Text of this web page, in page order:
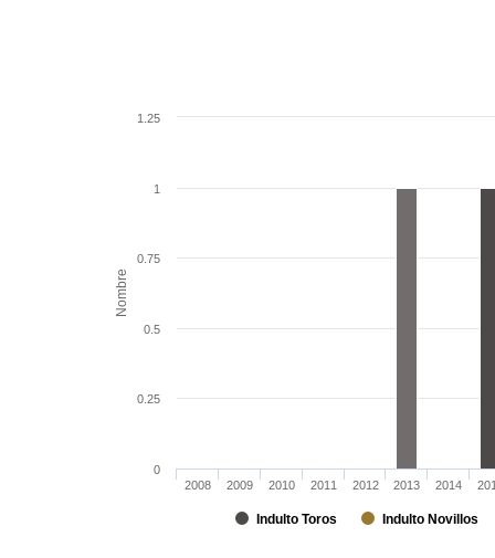
Nombre
Indulto Toros Indulto Novillos
2008 2009 2010 2011 2012 2013 2014
0
0.25
0.5
0.75
1
1.25